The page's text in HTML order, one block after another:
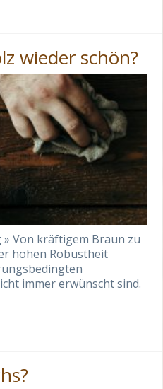
wieder schön?
» Von kräftigem Braun zu
hohen Robustheit
immer erwünscht sind.